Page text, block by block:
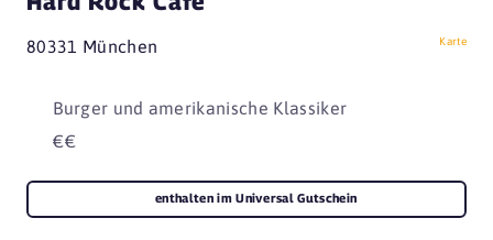
80331 München Karte
Burger und amerikanische Klassiker
€€
enthalten im Universal Gutschein